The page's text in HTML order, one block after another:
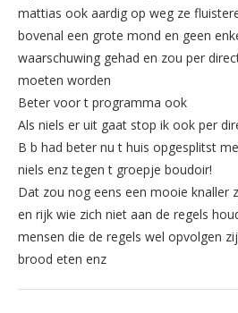
mattias ook aardig op weg ze
bovenal een grote mond en geen
waarschuwing gehad en zou per
moeten worden
Beter voor t programma ook
Als niels er uit gaat stop ik ook per
B b had beter nu t huis opgesplitst
niels enz tegen t groepje boudoir!
Dat zou nog eens een mooie knaller
en rijk wie zich niet aan de regels
mensen die de regels wel opvolgen
brood eten enz